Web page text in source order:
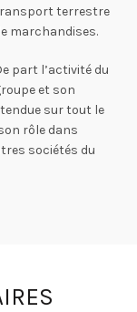
terrestre
marchandises.
part l’activité du
et son
sur tout le
rôle dans
sociétés du